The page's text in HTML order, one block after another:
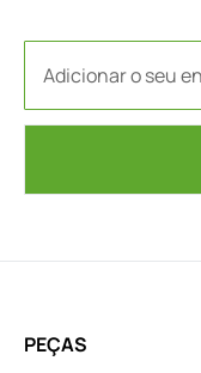
PEÇAS